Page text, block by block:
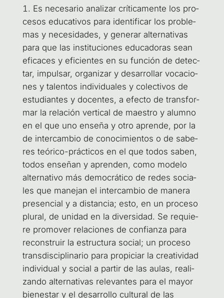
Es nece­sa­rio ana­li­zar crí­ti­ca­men­te los pro­
ce­sos edu­ca­ti­vos para iden­ti­fi­car los pro­ble­
mas y nece­si­da­des, y gene­rar alter­na­ti­vas
para que las ins­ti­tu­cio­nes edu­ca­do­ras sean
efi­ca­ces y efi­cien­tes en su fun­ción de detec­
tar, impul­sar, orga­ni­zar y desa­rro­llar voca­cio­
nes y talen­tos indi­vi­dua­les y colec­ti­vos de
estu­dian­tes y docen­tes, a efec­to de trans­for­
mar la rela­ción ver­ti­cal de maes­tro y alumno
en el que uno ense­ña y otro apren­de, por la
de inter­cam­bio de cono­ci­mien­tos o de sabe­
res teó­ri­co-prác­ti­cos en el que todos saben,
todos ense­ñan y apren­den, como mode­lo
alter­na­ti­vo más demo­crá­ti­co de redes socia­
les que mane­jan el inter­cam­bio de mane­ra
pre­sen­cial y a dis­tan­cia; esto, en un pro­ce­so
plu­ral, de uni­dad en la diver­si­dad. Se requie­
re pro­mo­ver rela­cio­nes de con­fian­za para
recons­truir la estruc­tu­ra social; un pro­ce­so
trans­dis­ci­pli­na­rio para pro­pi­ciar la crea­ti­vi­dad
indi­vi­dual y social a par­tir de las aulas, rea­li­
zan­do alter­na­ti­vas rele­van­tes para el mayor
bien­es­tar y el desa­rro­llo cul­tu­ral de las